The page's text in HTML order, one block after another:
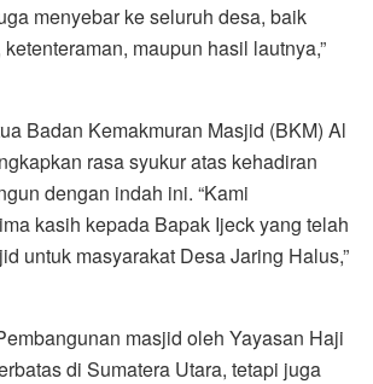
menyebar ke seluruh desa, baik
maupun hasil lautnya,”
Badan Kemakmuran Masjid (BKM) Al
rasa syukur atas kehadiran
dengan indah ini. “Kami
kasih kepada Bapak Ijeck yang telah
untuk masyarakat Desa Jaring Halus,”
masjid oleh Yayasan Haji
di Sumatera Utara, tetapi juga